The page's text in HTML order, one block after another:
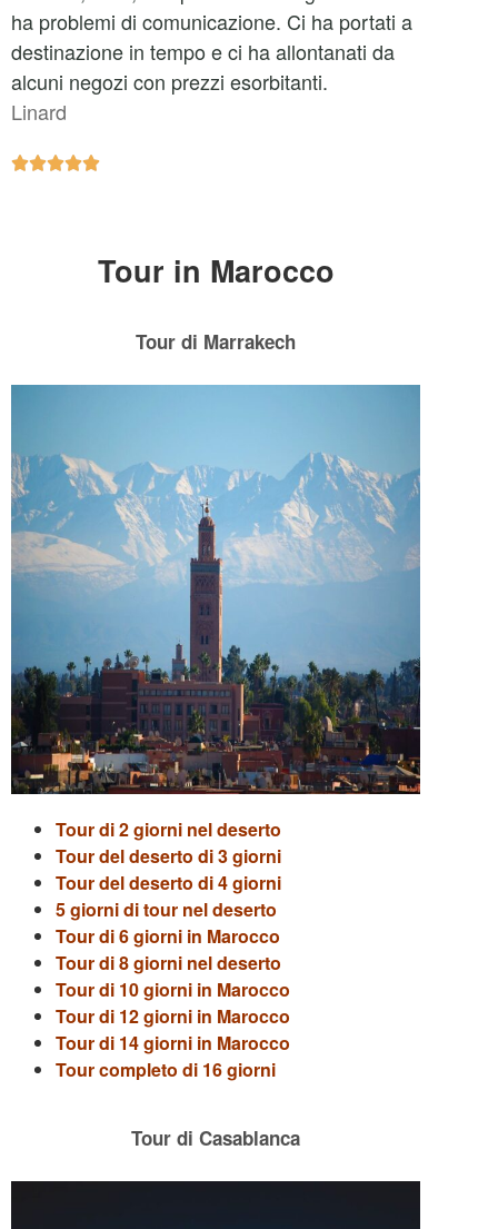
ha problemi di comunicazione. Ci ha portati a
destinazione in tempo e ci ha allontanati da
alcuni negozi con prezzi esorbitanti.
Linard

Tour in Marocco
Tour di Marrakech
Tour di 2 giorni nel deserto
Tour del deserto di 3 giorni
Tour del deserto di 4 giorni
5 giorni di tour nel deserto
Tour di 6 giorni in Marocco
Tour di 8 giorni nel deserto
Tour di 10 giorni in Marocco
Tour di 12 giorni in Marocco
Tour di 14 giorni in Marocco
Tour completo di 16 giorni
Tour di Casablanca